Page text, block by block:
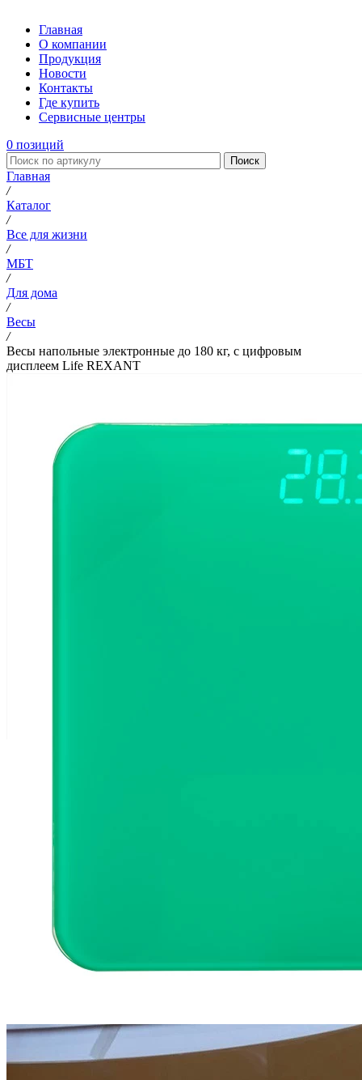
Главная
О компании
Продукция
Новости
Контакты
Где купить
Сервисные центры
0 позиций
Поиск
Главная
/
Каталог
/
Все для жизни
/
МБТ
/
Для дома
/
Весы
/
Весы напольные электронные до 180 кг, с цифровым
дисплеем Life REXANT